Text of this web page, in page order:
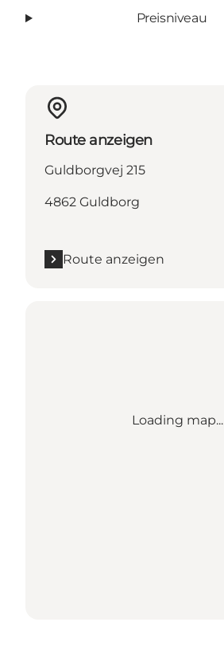
Preisniveau
Route anzeigen
Guldborgvej 215
4862 Guldborg
Route anzeigen
Loading map...